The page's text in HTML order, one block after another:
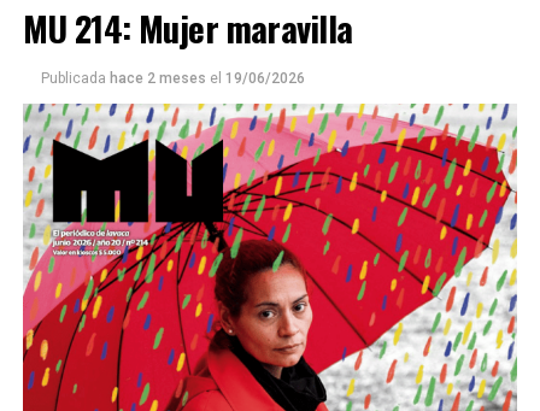
Este número 215 de MU ☝️viene con doble tapa, que
podría ser una frase:
Sin chamuyo, a remarla.
Descargar la Mu en PDF
MU 214: Mujer maravilla
Publicada hace 2 meses el 19/06/2026